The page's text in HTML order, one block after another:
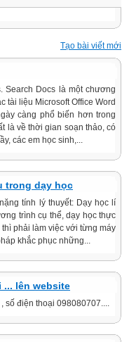
Tạo bài viết mới
Search Docs là một chương
tài liệu Microsoft Office Word
càng phổ biến hơn trong
là về thời gian soạn thảo, có
các em học sinh,...
trong dạy học
tính lý thuyết: Dạy học lí
trình cụ thể, dạy học thực
phải làm việc với từng máy
khắc phục những...
... lên website
số điện thoại 098080707....